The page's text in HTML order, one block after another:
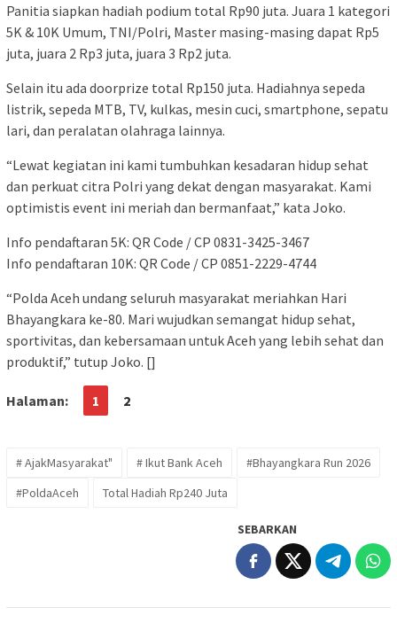
Panitia siapkan hadiah podium total Rp90 juta. Juara 1 kategori
5K & 10K Umum, TNI/Polri, Master masing-masing dapat Rp5
juta, juara 2 Rp3 juta, juara 3 Rp2 juta.
Selain itu ada doorprize total Rp150 juta. Hadiahnya sepeda
listrik, sepeda MTB, TV, kulkas, mesin cuci, smartphone, sepatu
lari, dan peralatan olahraga lainnya.
“Lewat kegiatan ini kami tumbuhkan kesadaran hidup sehat
dan perkuat citra Polri yang dekat dengan masyarakat. Kami
optimistis event ini meriah dan bermanfaat,” kata Joko.
Info pendaftaran 5K: QR Code / CP 0831-3425-3467
Info pendaftaran 10K: QR Code / CP 0851-2229-4744
“Polda Aceh undang seluruh masyarakat meriahkan Hari
Bhayangkara ke-80. Mari wujudkan semangat hidup sehat,
sportivitas, dan kebersamaan untuk Aceh yang lebih sehat dan
produktif,” tutup Joko. []
Halaman: 1 2
# AjakMasyarakat" # Ikut Bank Aceh
#Bhayangkara Run 2026
#PoldaAceh
Total Hadiah Rp240 Juta
SEBARKAN